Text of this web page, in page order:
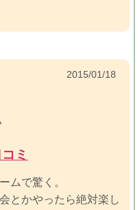
2015/01/18
ミ
ムで驚く。
とかやったら絶対楽し